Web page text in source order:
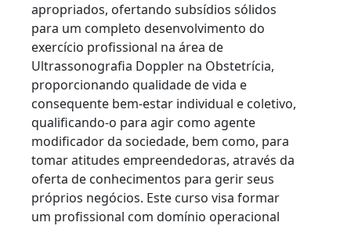
apropriados, ofertando subsídios sólidos
para um completo desenvolvimento do
exercício profissional na área de
Ultrassonografia Doppler na Obstetrícia,
proporcionando qualidade de vida e
consequente bem-estar individual e coletivo,
qualificando-o para agir como agente
modificador da sociedade, bem como, para
tomar atitudes empreendedoras, através da
oferta de conhecimentos para gerir seus
próprios negócios. Este curso visa formar
um profissional com domínio operacional